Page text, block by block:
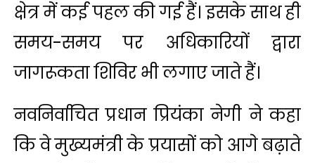
क्षेत्र में कई पहल की गई हैं। इसके साथ ही
समय-समय पर अधिकारियों द्वारा
जागरूकता शिविर भी लगाए जाते हैं।
नवनिर्वाचित प्रधान प्रियंका नेगी ने कहा
कि वे मुख्यमंत्री के प्रयासों को आगे बढ़ाते